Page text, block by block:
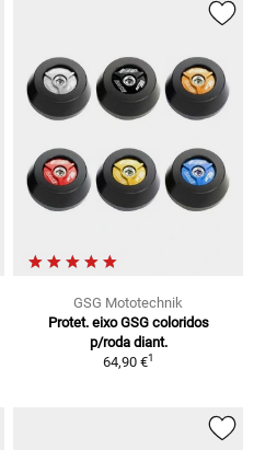
GSG Mototechnik
Protet. eixo GSG coloridos
p/roda diant.
64,90 €1